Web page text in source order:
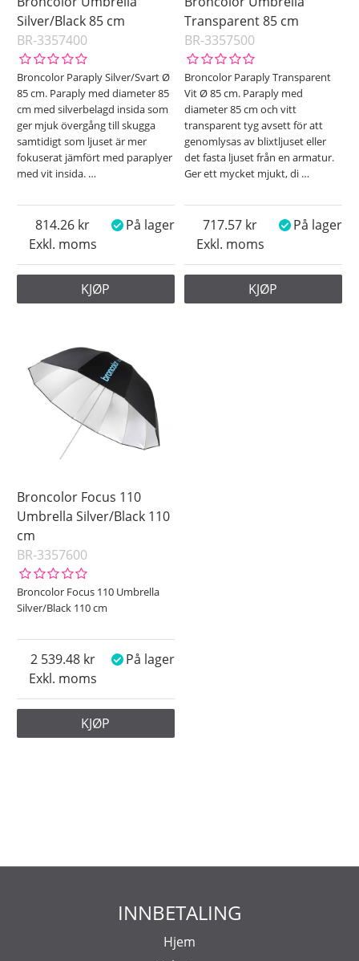
Silver/Black 85 cm
BR-3357400
Broncolor Paraply Silver/Svart Ø
85 cm. Paraply med diameter 85
cm med silverbelagd insida som
ger mjuk övergång till skugga
samtidigt som ljuset är mer
fokuserat jämfört med paraplyer
med vit insida. …
Exkl. moms
814.26 På lager
KJØP
Transparent 85 cm
BR-3357500
Broncolor Paraply Transparent
Vit Ø 85 cm. Paraply med
diameter 85 cm och vitt
transparent tyg avsett för att
genomlysas av blixtljuset eller
det fasta ljuset från en armatur.
Ger ett mycket mjukt, di …
Exkl. moms
717.57 På lager
KJØP
Broncolor Focus 110
Umbrella Silver/Black 110
cm
BR-3357600
Broncolor Focus 110 Umbrella
Silver/Black 110 cm
Exkl. moms
2 539.48 På lager
KJØP
INNBETALING
Hjem